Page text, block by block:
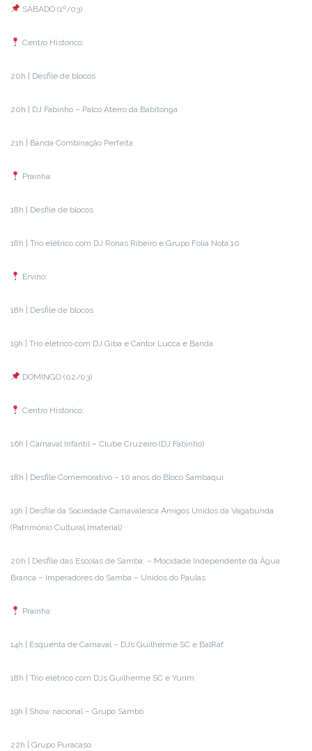
SÁBADO (1º/03)
Centro Histórico:
20h | Desfile de blocos
20h | DJ Fabinho – Palco Aterro da Babitonga
21h | Banda Combinação Perfeita
Prainha:
18h | Desfile de blocos
18h | Trio elétrico com DJ Ronas Ribeiro e Grupo Folia Nota 10
Ervino:
18h | Desfile de blocos
19h | Trio elétrico com DJ Giba e Cantor Lucca e Banda
DOMINGO (02/03)
Centro Histórico:
16h | Carnaval Infantil – Clube Cruzeiro (DJ Fabinho)
18h | Desfile Comemorativo – 10 anos do Bloco Sambaqui
19h | Desfile da Sociedade Carnavalesca Amigos Unidos da Vagabunda
(Patrimônio Cultural Imaterial)
20h | Desfile das Escolas de Samba: – Mocidade Independente da Água
Branca – Imperadores do Samba – Unidos do Paulas
Prainha:
14h | Esquenta de Carnaval – DJs Guilherme SC e BalRaf
18h | Trio elétrico com DJs Guilherme SC e Yurim
19h | Show nacional – Grupo Sambô
22h | Grupo Puracaso